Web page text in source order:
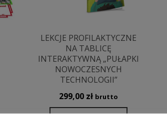
LEKCJE PROFILAKTYCZNE
NA TABLICĘ
INTERAKTYWNĄ „PUŁAPKI
NOWOCZESNYCH
TECHNOLOGII”
299,00 zł brutto
DODAJ DO KOSZYKA